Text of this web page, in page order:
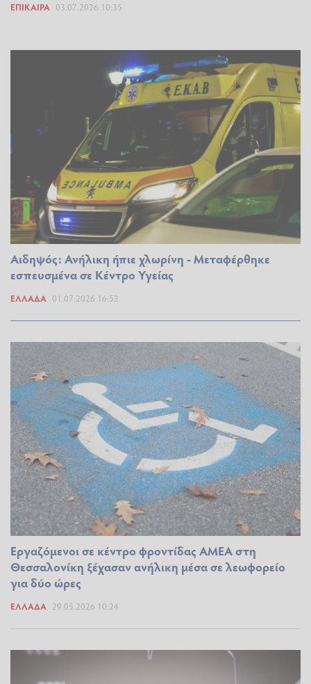
ΕΠΊΚΑΙΡΑ 03.07.2026 10:35
Αιδηψός: Ανήλικη ήπιε χλωρίνη - Μεταφέρθηκε
εσπευσμένα σε Κέντρο Υγείας
ΕΛΛΆΔΑ 01.07.2026 16:53
Εργαζόμενοι σε κέντρο φροντίδας ΑΜΕΑ στη
Θεσσαλονίκη ξέχασαν ανήλικη μέσα σε λεωφορείο
για δύο ώρες
ΕΛΛΆΔΑ 29.05.2026 10:24